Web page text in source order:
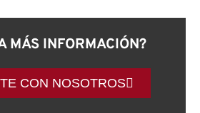
MÁS INFORMACIÓN?
CON NOSOTROS